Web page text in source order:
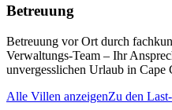
Betreuung
Betreuung vor Ort durch
Verwaltungs-Team – Ihr
unvergesslichen Urlaub in Cape
Alle Villen anzeigenZu den